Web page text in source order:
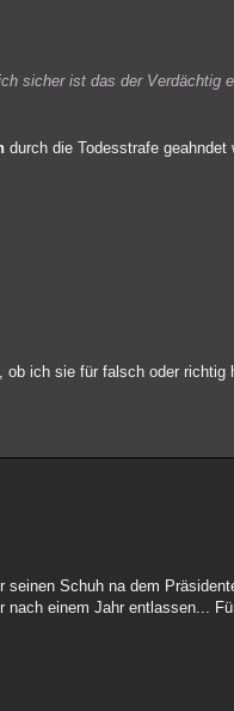
sicher ist das der Verdächtig
durch die Todesstrafe geahndet
ob ich sie für falsch oder richtig
Schuh na dem
einem Jahr entlassen...